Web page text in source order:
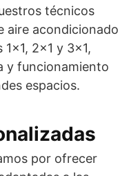
técnicos
aire acondicionado
2×1 y 3×1,
y funcionamiento
espacios.
por ofrecer